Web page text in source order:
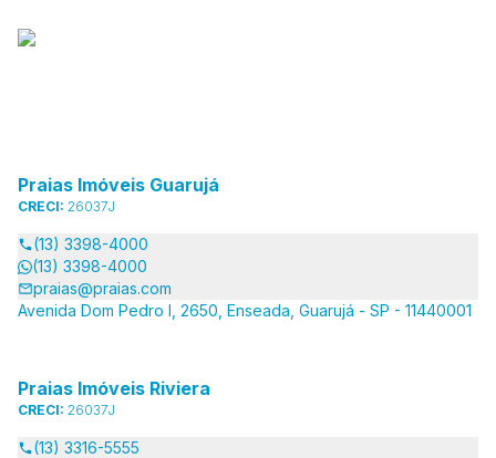
Praias Imóveis Guarujá
CRECI: 26037J
(13) 3398-4000
(13) 3398-4000
praias@praias.com
Avenida Dom Pedro I, 2650, Enseada, Guarujá - SP - 11440001
Praias Imóveis Riviera
CRECI: 26037J
(13) 3316-5555